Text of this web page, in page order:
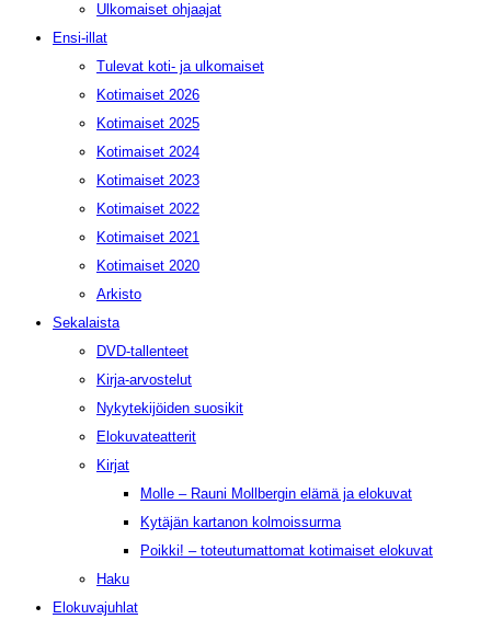
Ulkomaiset ohjaajat
Ensi-illat
Tulevat koti- ja ulkomaiset
Kotimaiset 2026
Kotimaiset 2025
Kotimaiset 2024
Kotimaiset 2023
Kotimaiset 2022
Kotimaiset 2021
Kotimaiset 2020
Arkisto
Sekalaista
DVD-tallenteet
Kirja-arvostelut
Nykytekijöiden suosikit
Elokuvateatterit
Kirjat
Molle – Rauni Mollbergin elämä ja elokuvat
Kytäjän kartanon kolmoissurma
Poikki! – toteutumattomat kotimaiset elokuvat
Haku
Elokuvajuhlat